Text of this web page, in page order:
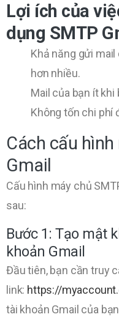
Lợi ích của
dụng SMTP
Khả năng gửi
hơn nhiều.
Mail của bạn ít khi
Không tốn chi phí
Cách cấu
Gmail
Cấu hình máy chủ
sau:
Bước 1: Tạo mật
khoản Gmail
Đầu tiên, bạn cần truy
link: https://
tài khoản Gmail của